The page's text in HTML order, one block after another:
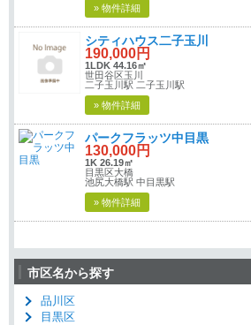
» 物件詳細
シティハウス二子玉川
190,000円
1LDK 44.16㎡
世田谷区玉川
二子玉川駅 二子玉川駅
» 物件詳細
パークフラッツ中目黒
130,000円
1K 26.19㎡
目黒区大橋
池尻大橋駅 中目黒駅
» 物件詳細
市区名から探す
品川区
目黒区